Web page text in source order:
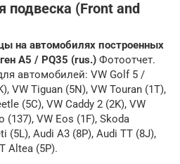
подвеска (Front and
на автомобилях построенных
A5 / PQ35 (rus.) Фотоотчет.
автомобилей: VW Golf 5 /
VW Tiguan (5N), VW Touran (1T),
(5C), VW Caddy 2 (2K), VW
(137), VW Eos (1F), Skoda
(5L), Audi A3 (8P), Audi TT (8J),
Altea (5P).